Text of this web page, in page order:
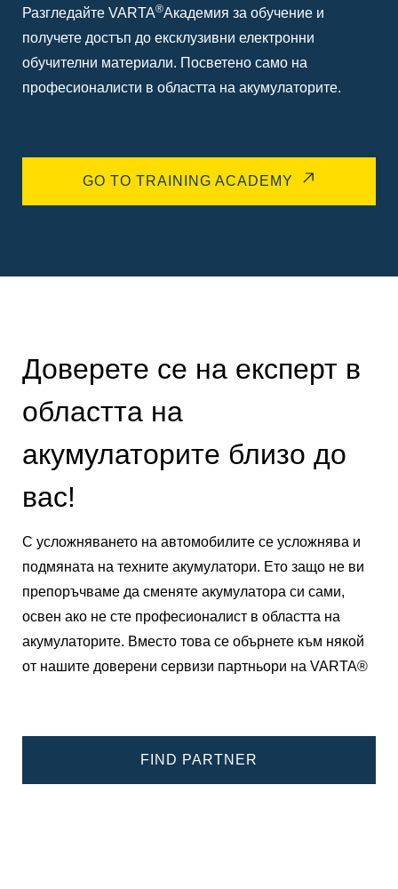
Разгледайте VARTA®Академия за обучение и
получете достъп до ексклузивни електронни
обучителни материали. Посветено само на
професионалисти в областта на акумулаторите.
GO TO TRAINING ACADEMY
Доверете се на експерт в
областта на
акумулаторите близо до
вас!
С усложняването на автомобилите се усложнява и
подмяната на техните акумулатори. Ето защо не ви
препоръчваме да сменяте акумулатора си сами,
освен ако не сте професионалист в областта на
акумулаторите. Вместо това се обърнете към някой
от нашите доверени сервизи партньори на VARTA®
FIND PARTNER